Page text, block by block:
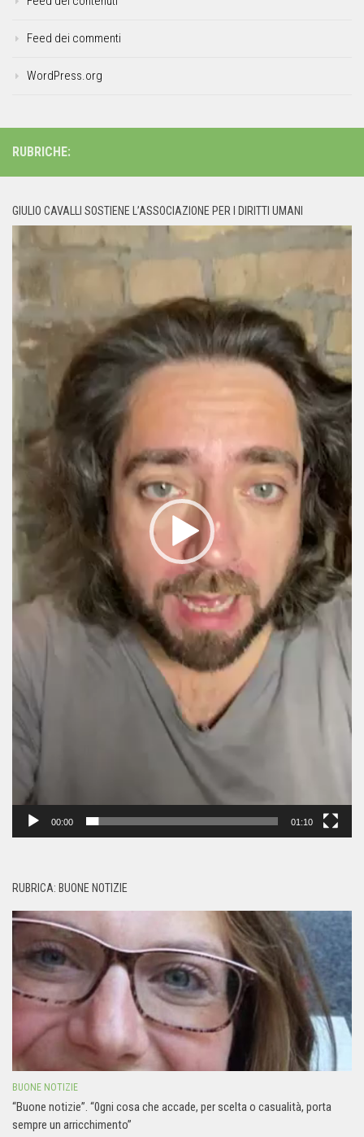
Feed dei commenti
WordPress.org
RUBRICHE:
GIULIO CAVALLI SOSTIENE L’ASSOCIAZIONE PER I DIRITTI UMANI
Player
00:00 01:10
RUBRICA: BUONE NOTIZIE
BUONE NOTIZIE
“Buone notizie”. “0gni cosa che accade, per scelta o casualità, porta
sempre un arricchimento”